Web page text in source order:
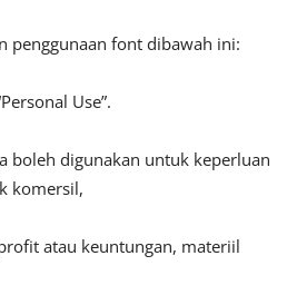
penggunaan font dibawah ini:
Use”.
boleh digunakan untuk keperluan
komersil,
atau keuntungan, materiil